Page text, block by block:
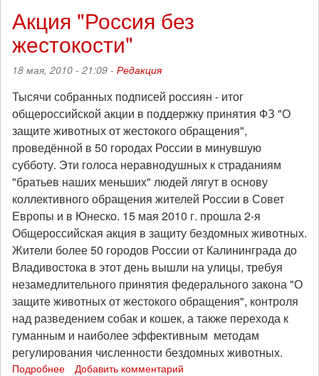
Акция "Россия без
жестокости"
18 мая, 2010 - 21:09 - Редакция
Тысячи собранных подписей россиян - итог
общероссийской акции в поддержку принятия ФЗ "О
защите животных от жестокого обращения",
проведённой в 50 городах России в минувшую
субботу. Эти голоса неравнодушных к страданиям
"братьев наших меньших" людей лягут в основу
коллективного обращения жителей России в Совет
Европы и в Юнеско. 15 мая 2010 г. прошла 2-я
Общероссийская акция в защиту бездомных животных.
Жители более 50 городов России от Калининграда до
Владивостока в этот день вышли на улицы, требуя
незамедлительного принятия федерального закона "О
защите животных от жестокого обращения", контроля
над разведением собак и кошек, а также перехода к
гуманным и наиболее эффективным методам
регулирования численности бездомных животных.
Подробнее Добавить комментарий